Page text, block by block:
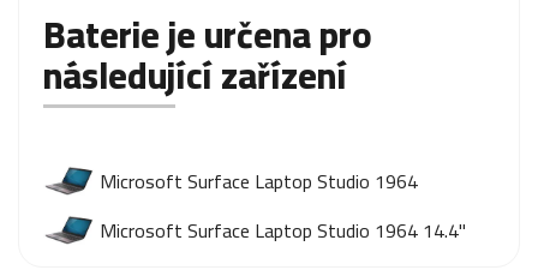
Baterie je určena pro
následující zařízení
Microsoft Surface Laptop Studio 1964
Microsoft Surface Laptop Studio 1964 14.4"